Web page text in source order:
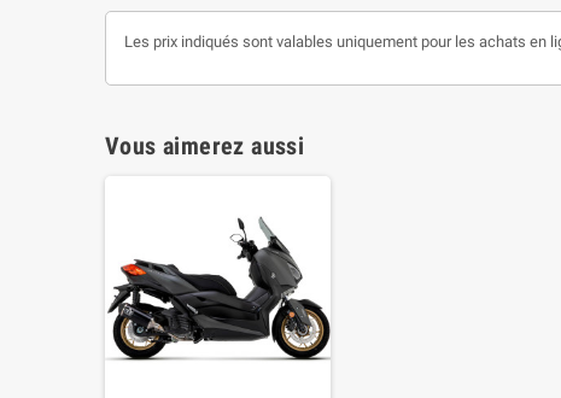
Les prix indiqués sont valables uniquement pour les achats en
Vous aimerez aussi